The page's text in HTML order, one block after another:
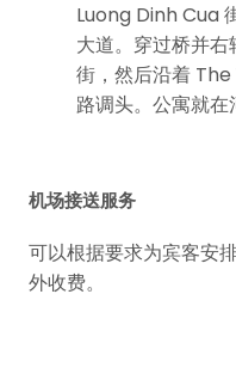
Luong Dinh Cua
大道。穿过桥并
街，然后沿着
路调头。公寓就在
机场接送服务
可以根据要求为宾客安
外收费。